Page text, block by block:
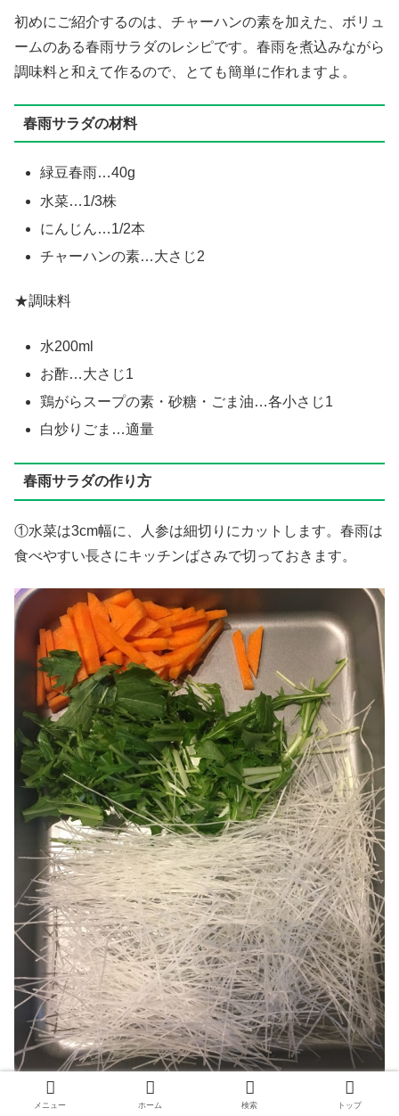
初めにご紹介するのは、チャーハンの素を加えた、ボリュ
ームのある春雨サラダのレシピです。春雨を煮込みながら
調味料と和えて作るので、とても簡単に作れますよ。
春雨サラダの材料
緑豆春雨…40g
水菜…1/3株
にんじん…1/2本
チャーハンの素…大さじ2
★調味料
水200ml
お酢…大さじ1
鶏がらスープの素・砂糖・ごま油…各小さじ1
白炒りごま…適量
春雨サラダの作り方
①水菜は3cm幅に、人参は細切りにカットします。春雨は
食べやすい長さにキッチンばさみで切っておきます。
メニュー ホーム 検索 トップ